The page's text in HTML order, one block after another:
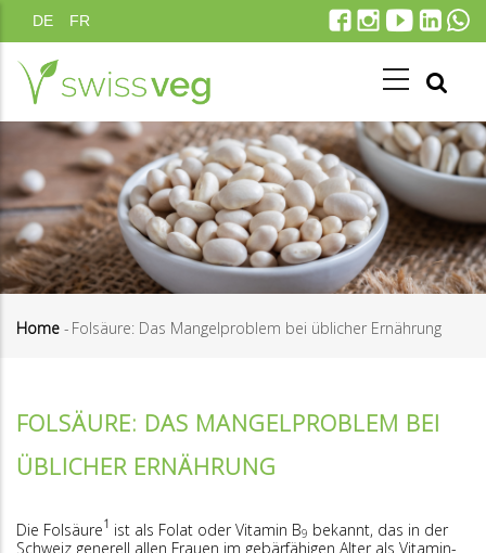
Direkt
zum
Inhalt
DE FR
Home - Folsäure: Das Mangelproblem bei üblicher Ernährung
FOLSÄURE: DAS MANGELPROBLEM BEI
ÜBLICHER ERNÄHRUNG
Die Folsäure1 ist als Folat oder Vitamin B9 bekannt, das in der
Schweiz generell allen Frauen im gebärfähigen Alter als Vitamin­